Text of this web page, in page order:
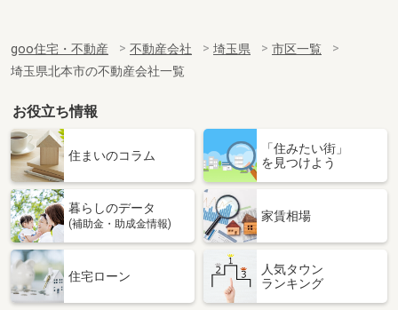
goo住宅・不動産 不動産会社 埼玉県
市区一覧
埼玉県北本市の不動産会社一覧
お役立ち情報
住まいのコラム
「住みたい街」
を見つけよう
暮らしのデータ
(補助金・助成金情報)
家賃相場
住宅ローン
人気タウン
ランキング